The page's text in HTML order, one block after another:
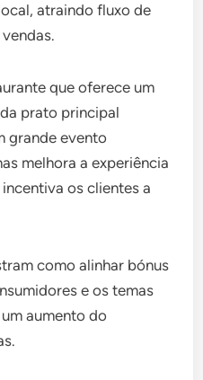
atraindo fluxo de
que oferece um
prato principal
grande evento
melhora a experiência
os clientes a
como alinhar bónus
e os temas
aumento do